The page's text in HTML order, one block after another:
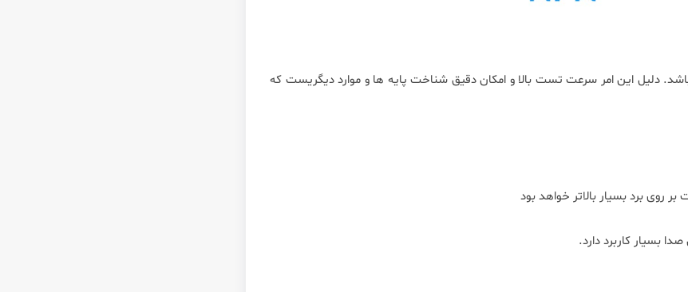
دلیل این امر سرعت تست بالا و امکان دقیق شناخت پایه ها و موارد دیگریست که
برد بسیار بالاتر خواهد بود
بسیار کاربرد دارد.